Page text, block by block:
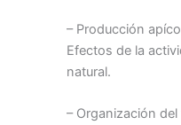
– Producción
Efectos de la
natural.
– Organización